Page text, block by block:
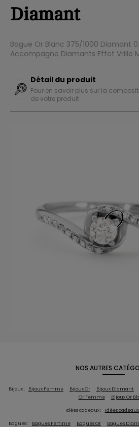
Diamant
Bague Or Blanc 375/1000 Diamant
Accompagne Diamants Effet Vrille
Détail du produit
Pour en savoir plus sur la
de votre produit
NOS AUTRES
Bijoux : Bijoux Femme Bijoux Or Bijoux Diamant
Or Femme
Bijoux Or
Idées cadeaux : Idées
Bagues : Bagues Femme Bagues Or Bagues